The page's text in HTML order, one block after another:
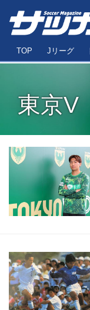
TOP Jリーグ
東京V